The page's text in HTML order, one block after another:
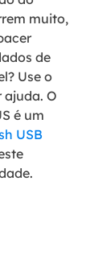
muito,
de
Use o
ajuda. O
é um
USB